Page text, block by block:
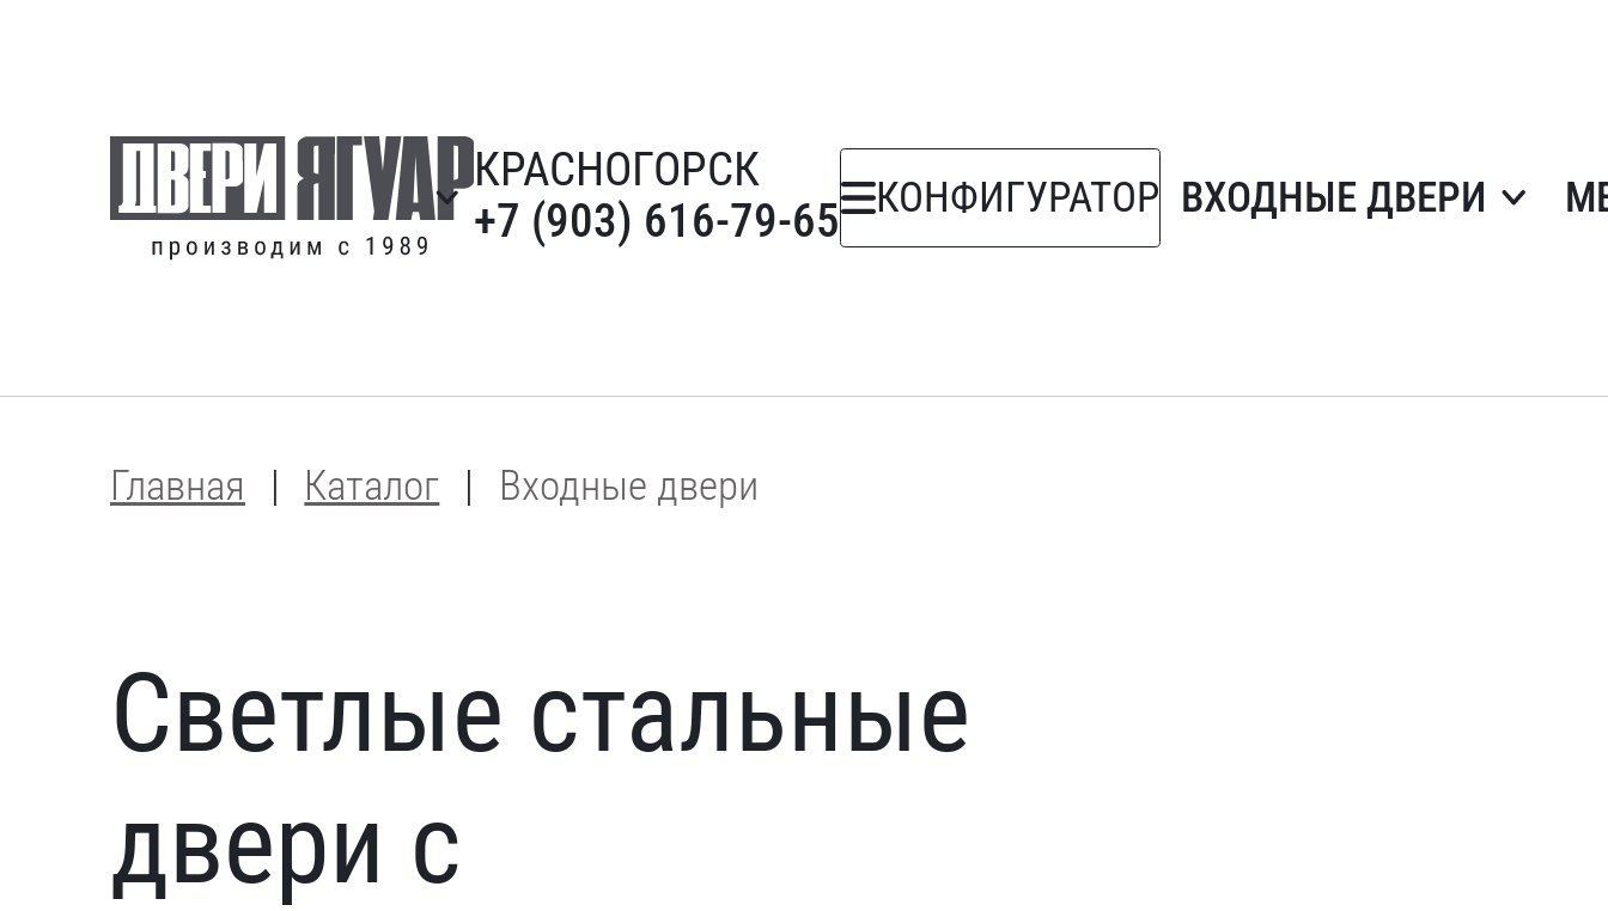
КРАСНОГОРСК
+7 (903) 616-79-65
КОНФИГУРАТОР ВХОДНЫЕ ДВЕРИ
Главная Каталог Входные двери
Светлые стальные
двери с